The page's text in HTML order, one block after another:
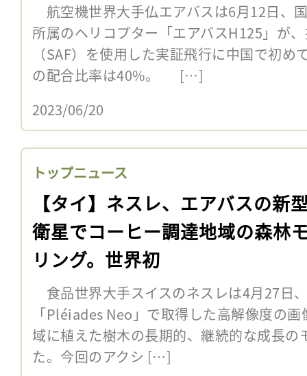
航空機世界大手仏エアバスは6月12日、
所属のヘリコプター「エアバスH125」が
（SAF）を使用した実証飛行に中国で初
の配合比率は40%。 […]
2023/06/20
トップニュース
【タイ】ネスレ、エアバスの新
衛星でコーヒー調達地域の森林
リング。世界初
食品世界大手スイスのネスレは4月27日
「Pléiades Neo」で取得した高解像度の
域に植えた樹木の長期的、継続的な成長
た。今回のアクシ […]